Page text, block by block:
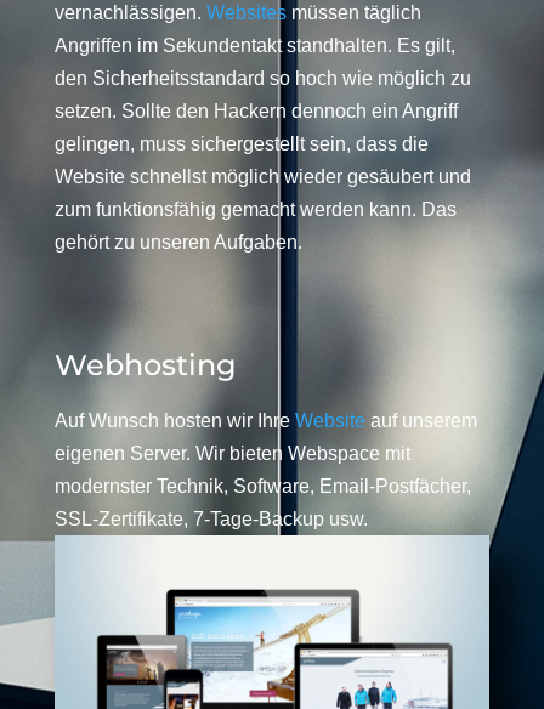
vernachlässigen. Websitesmüssen täglich
Angriffen im Sekundentakt standhalten. Es gilt,
den Sicherheitsstandard so hoch wie möglich zu
setzen. Sollte den Hackern dennoch ein Angriff
gelingen, muss sichergestellt sein, dass die
Website schnellst möglich wieder gesäubert und
zum funktionsfähig gemacht werden kann. Das
gehört zu unseren Aufgaben.
Webhosting
Auf Wunsch hosten wir Ihre Website auf unserem
eigenen Server. Wir bieten Webspace mit
modernster Technik, Software, Email-Postfächer,
SSL-Zertifikate, 7-Tage-Backup usw.